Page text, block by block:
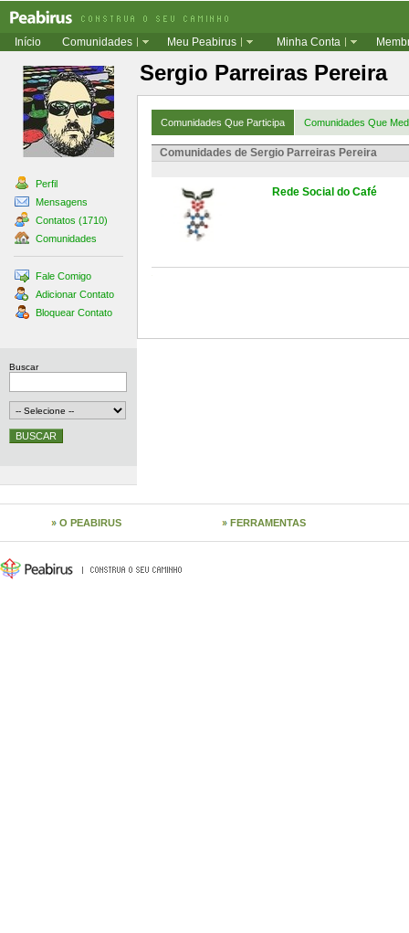
Início Comunidades Meu Peabirus Minha Conta
Perfil
Mensagens
Contatos (1710)
Comunidades
Fale Comigo
Adicionar Contato
Bloquear Contato
Buscar
Sergio Parreiras Pereira
Comunidades Que Participa Comunidades Que
Comunidades de Sergio Parreiras Pereira
Rede Social do Café
O PEABIRUS FERRAMENTAS